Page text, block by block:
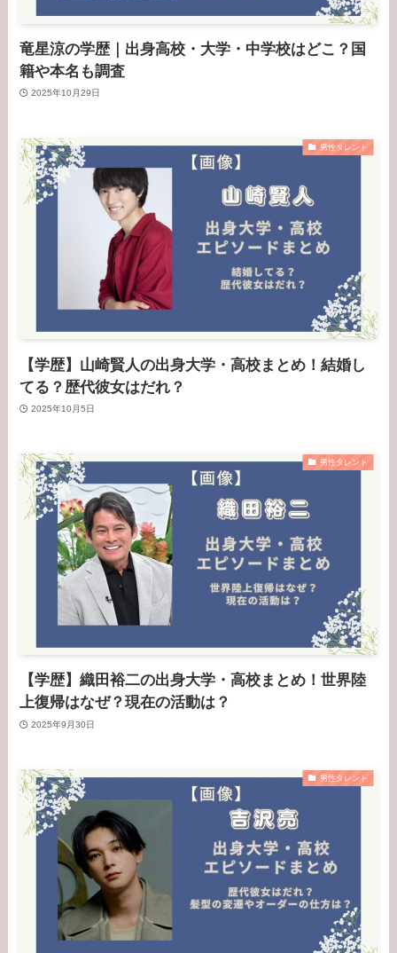
竜星涼の学歴｜出身高校・大学・中学校はどこ？国
籍や本名も調査
2025年10月29日
男性タレント
【学歴】山崎賢人の出身大学・高校まとめ！結婚し
てる？歴代彼女はだれ？
2025年10月5日
男性タレント
【学歴】織田裕二の出身大学・高校まとめ！世界陸
上復帰はなぜ？現在の活動は？
2025年9月30日
男性タレント